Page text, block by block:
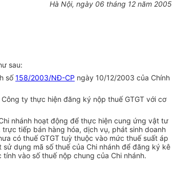
Hà Nội, ngày 06 tháng 12 năm 2005
sau:
số158/2003/NĐ-CP ngày 10/12/2003 của Chính
ty thực hiện đăng ký nộp thuế GTGT với cơ
nhánh hoạt động để thực hiện cung ứng vật tư
tiếp bán hàng hóa, dịch vụ, phát sinh doanh
có thuế GTGT tuỳ thuộc vào mức thuế suất áp
sử dụng mã số thuế của Chi nhánh để đăng ký kê
vào số thuế nộp chung của Chi nhánh.